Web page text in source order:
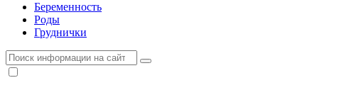
Беременность
Роды
Груднички